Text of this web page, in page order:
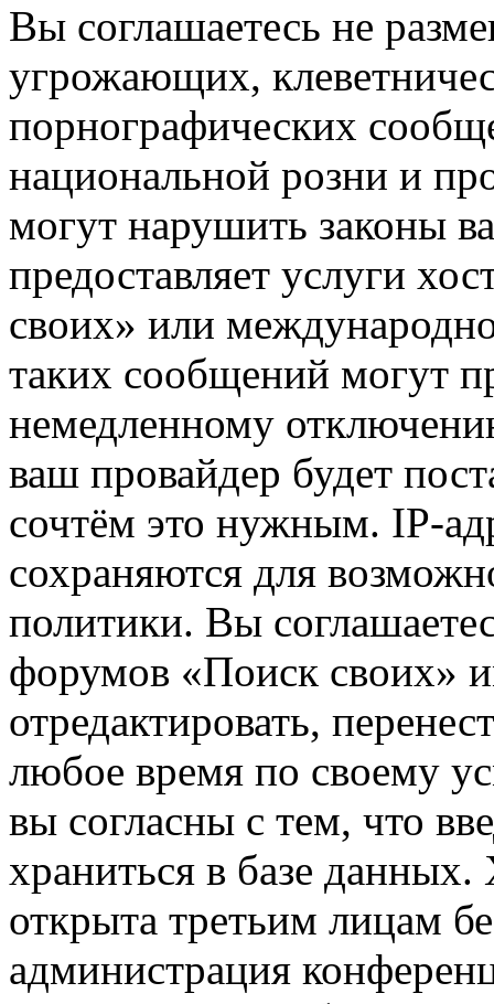
Вы соглашаетесь не
угрожающих,
порнографических
национальной розни и
могут нарушить законы
предоставляет услуги
своих» или
таких сообщений могут
немедленному
ваш провайдер будет
сочтём это нужным. IP-
сохраняются для
политики. Вы
форумов «Поиск своих»
отредактировать,
любое время по своему
вы согласны с тем, что
храниться в базе
открыта третьим лицам
администрация